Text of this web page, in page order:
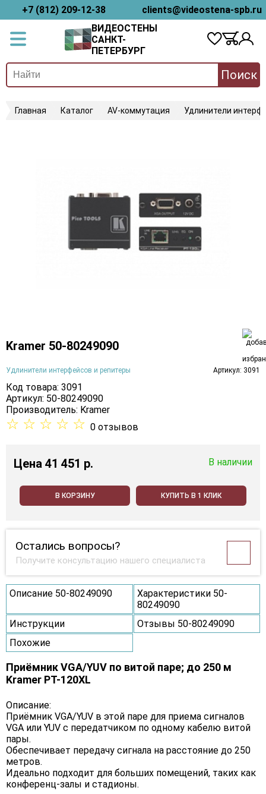
+7 (812) 209-12-38
clients@videostena-spb.ru
ВИДЕОСТЕНЫ
САНКТ-
ПЕТЕРБУРГ
Поиск
Главная Каталог AV-коммутация Удлинители
Kramer 50-80249090
Удлинители интерфейсов и репитеры Артикул: 3091
Код товара: 3091
Артикул: 50-80249090
Производитель: Kramer
☆ ☆ ☆ ☆ ☆ 0 отзывов
Цена 41 451 p. В наличии
В КОРЗИНУ КУПИТЬ В 1 КЛИК
Остались вопросы?
Получите консультацию нашего специалиста
Описание 50-80249090
Характеристики 50-
80249090
Инструкции
Отзывы 50-80249090
Похожие
Приёмник VGA/YUV по витой паре; до 250 м
Kramer PT-120XL
Описание:
Приёмник VGA/YUV в этой паре для приема сигналов
VGA или YUV с передатчиком по одному кабелю витой
пары.
Обеспечивает передачу сигнала на расстояние до 250
метров.
Идеально подходит для больших помещений, таких как
конференц-залы и стадионы.